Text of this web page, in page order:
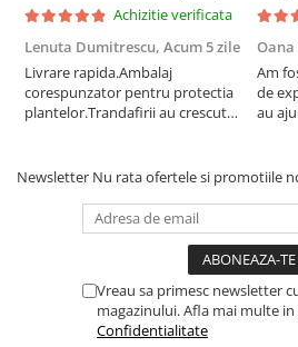
Achizitie verificata
Lenuta Dumitrescu, Acum 5 zile
Livrare rapida.Ambalaj
corespunzator pentru protectia
plantelor.Trandafirii au crescut
Oana
Am
de
au
Newsletter Nu rata ofertele si promotiile
Vreau sa primesc newsletter
magazinului. Afla mai multe in
Confidentialitate